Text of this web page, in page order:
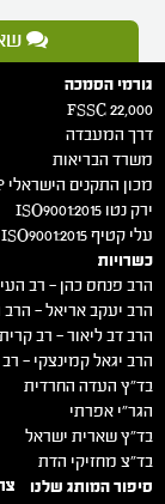
גורמי הסמכה
FSSC 22,000
דרך המעבדה
משרד הבריאות
מכון התקנים הישראלי HACCP
ירק נטו 2015:ISO9001
עלי קטיף 2015:ISO9001
כשרויות
הרב פנחס כהן – רב
הרב יעקב אריאל –
הרב דב ליאור – רב
הרב יגאל קמינצקי –
בד"ץ העדה החרדית
הגר"י אפרתי
בד"ץ שארית ישראל
בד"צ מחזיקי הדת
סיפור המותג שלנו